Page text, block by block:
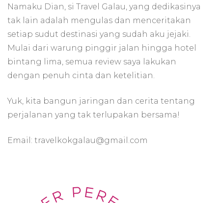
Namaku Dian, si Travel Galau, yang dedikasinya
tak lain adalah mengulas dan menceritakan
setiap sudut destinasi yang sudah aku jejaki.
Mulai dari warung pinggir jalan hingga hotel
bintang lima, semua review saya lakukan
dengan penuh cinta dan ketelitian.
Yuk, kita bangun jaringan dan cerita tentang
perjalanan yang tak terlupakan bersama!
Email: travelkokgalau@gmail.com